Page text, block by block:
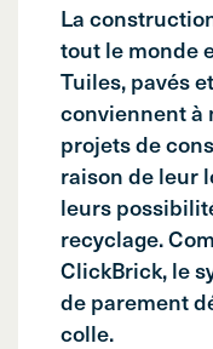
La
tout le monde
Tuiles, pavés
conviennent à
projets de
raison de leur
leurs
recyclage.
ClickBrick, le
de parement
colle.